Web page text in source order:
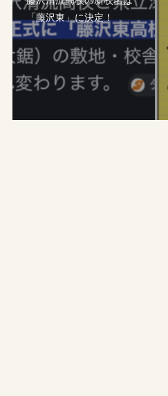
「藤沢東」に決定！